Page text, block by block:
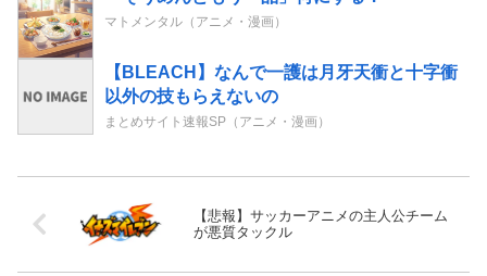
マトメンタル（アニメ・漫画）
【BLEACH】なんで一護は月牙天衝と十字衝
以外の技もらえないの
まとめサイト速報SP（アニメ・漫画）
【悲報】サッカーアニメの主人公チーム
が悪質タックル